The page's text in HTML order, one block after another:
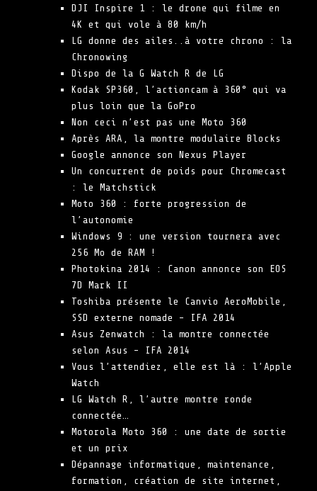
DJI Inspire 1 : le drone qui filme en
4K et qui vole à 80 km/h
LG donne des ailes..à votre chrono : la
Chronowing
Dispo de la G Watch R de LG
Kodak SP360, l’actioncam à 360° qui va
plus loin que la GoPro
Non ceci n’est pas une Moto 360
Après ARA, la montre modulaire Blocks
Google annonce son Nexus Player
Un concurrent de poids pour Chromecast
: le Matchstick
Moto 360 : forte progression de
l’autonomie
Windows 9 : une version tournera avec
256 Mo de RAM !
Photokina 2014 : Canon annonce son EOS
7D Mark II
Toshiba présente le Canvio AeroMobile,
SSD externe nomade – IFA 2014
Asus Zenwatch : la montre connectée
selon Asus – IFA 2014
Vous l’attendiez, elle est là : l’Apple
Watch
LG Watch R, l’autre montre ronde
connectée…
Motorola Moto 360 : une date de sortie
et un prix
Dépannage informatique, maintenance,
formation, création de site internet,